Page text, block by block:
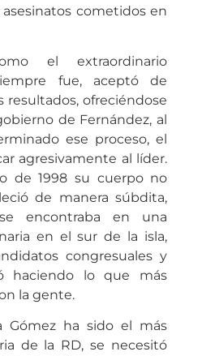
cometidos en
el extraordinario
fue, aceptó de
resultados, ofreciéndose
de Fernández, al
ese proceso, el
agresivamente al líder.
de 1998 su cuerpo no
de manera súbdita,
encontraba en una
en el sur de la isla,
congresuales y
haciendo lo que más
la gente.
Gómez ha sido el más
de la RD, se necesitó